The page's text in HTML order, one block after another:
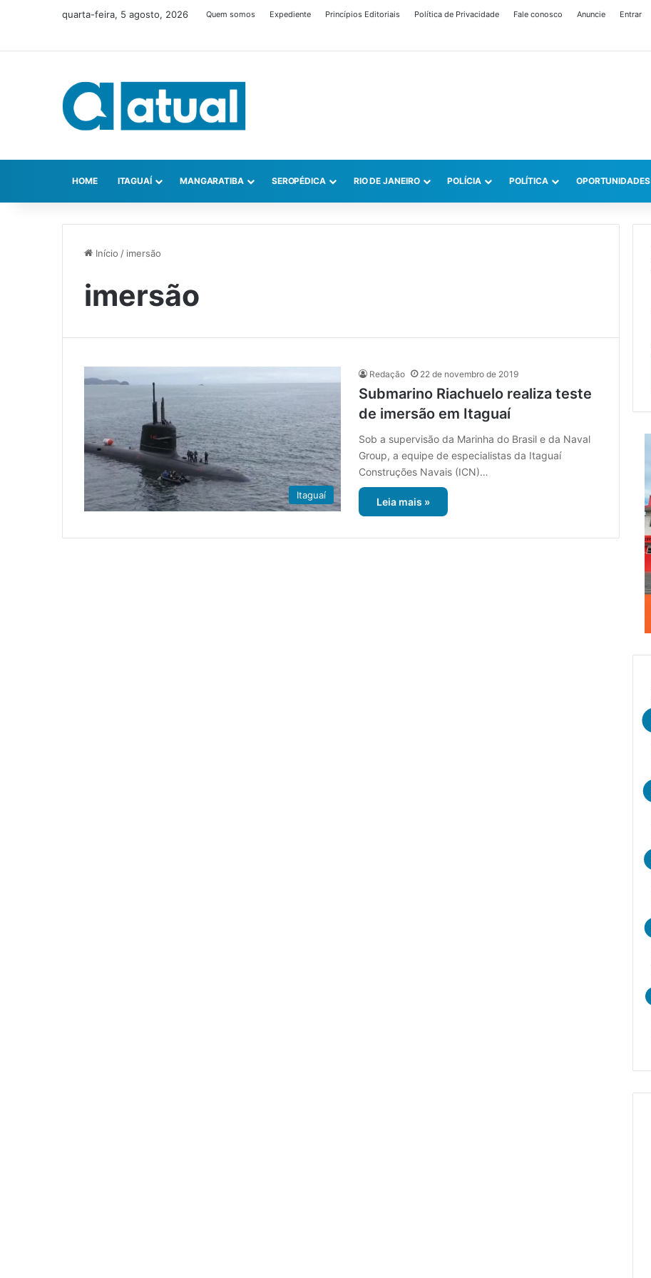
quarta-feira, 5 agosto, 2026 Quem somos Expediente Princípios Editoriais Política de Privacidade Fale conosco Anuncie Entrar
HOME ITAGUAÍ MANGARATIBA SEROPÉDICA RIO DE JANEIRO POLÍCIA POLÍTICA OPORTUNIDADES
Início / imersão
imersão
Itaguaí
Redação 22 de novembro de 2019
Submarino Riachuelo realiza teste
de imersão em Itaguaí
Sob a supervisão da Marinha do Brasil e da Naval
Group, a equipe de especialistas da Itaguaí
Construções Navais (ICN)…
Leia mais »